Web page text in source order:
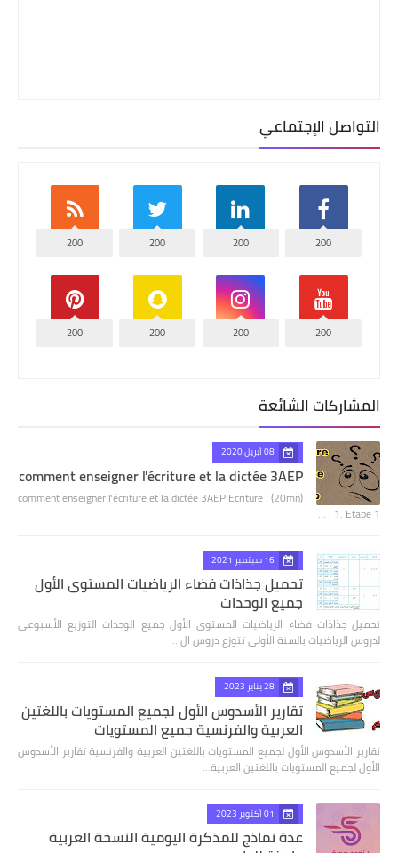
التواصل الإجتماعي
200
200
200
200
200
200
200
200
المشاركات الشائعة
08 أبريل 2020
comment enseigner l'écriture et la dictée 3AEP
comment enseigner l'écriture et la dictée 3AEP Ecriture : (20mn)
1. Etape 1 : …
16 سبتمبر 2021
تحميل جذاذات فضاء الرياضيات المستوى الأول
جميع الوحدات
تحميل جذاذات فضاء الرياضيات المستوى الأول جميع الوحدات التوزيع الأسبوعي
لدروس الرياضيات بالسنة الأولى تتوزع دروس ال…
28 يناير 2023
تقارير الأسدوس الأول لجميع المستويات باللغتين
العربية والفرنسية جميع المستويات
تقارير الأسدوس الأول لجميع المستويات باللغتين العربية والفرنسية تقارير الأسدوس
الأول لجميع المستويات باللغتين العربية…
01 أكتوبر 2023
عدة نماذج للمذكرة اليومية النسخة العربية